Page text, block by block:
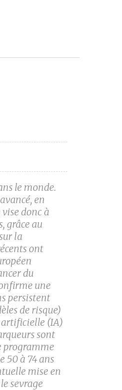
le monde.
en
donc à
grâce au
la
ont
du
une
persistent
de risque)
artificielle (IA)
sont
programme
50 à 74 ans
mise en
sevrage